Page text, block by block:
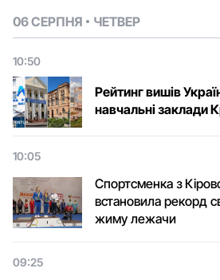
06 СЕРПНЯ ЧЕТВЕР
10:50
Рейтинг вишів
навчальні заклади
10:05
Спортсменка з
встановила рекорд
жиму лежачи
09:25